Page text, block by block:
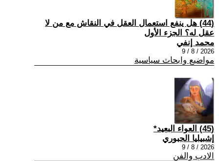
(44) هل ينفع استعمال العقل في النقاش مع من لا
عقل له؟ الجزء الأول
محمد إنفي
2026 / 8 / 9
مواضيع وابحاث سياسية
(45) العواء البعيد*
إشبيليا الجبوري
2026 / 8 / 9
الادب والفن